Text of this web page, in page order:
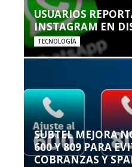
USUARIOS
INSTAGRAM EN
TECNOLOGÍA
SUBTEL MEJORA
600 Y 809 PARA
COBRANZAS Y